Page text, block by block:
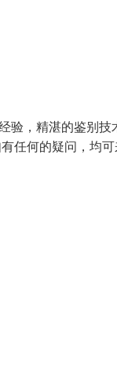
，精湛的鉴别
任何的疑问，均